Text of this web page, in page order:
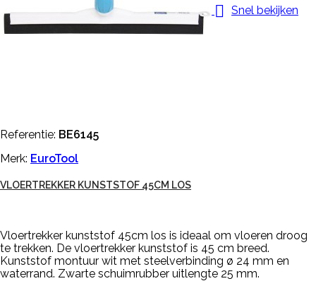
 Snel bekijken
Referentie: BE6145
Merk: EuroTool
VLOERTREKKER KUNSTSTOF 45CM LOS
Vloertrekker kunststof 45cm los is ideaal om vloeren droog
te trekken. De vloertrekker kunststof is 45 cm breed.
Kunststof montuur wit met steelverbinding ø 24 mm en
waterrand. Zwarte schuimrubber uitlengte 25 mm.